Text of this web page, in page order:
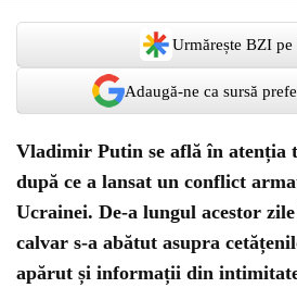
Urmărește BZI pe
Adaugă-ne ca sursă
Vladimir Putin se află în atenția
după ce a lansat un conflict
Ucrainei. De-a lungul acestor
calvar s-a abătut asupra
apărut și informații din